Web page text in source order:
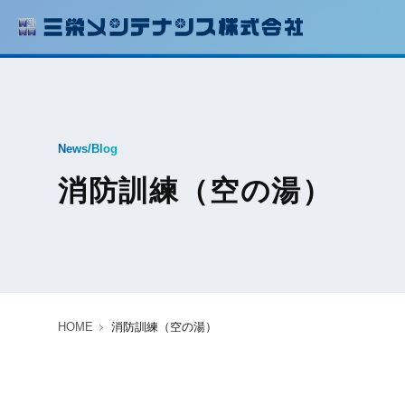
News/Blog
消防訓練（空の湯）
HOME 消防訓練（空の湯）